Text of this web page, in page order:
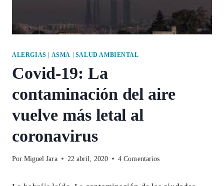
ALERGIAS ASMA SALUD AMBIENTAL
Covid-19: La
contaminación del aire
vuelve más letal al
coronavirus
Por Miguel Jara 22 abril, 2020 4 Comentarios